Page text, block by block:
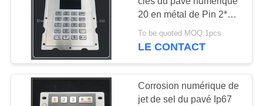
20 en métal de Pin 2*5
de coup étanches
To be quoted MOQ:1pcs
LE CONTACT
Corrosion numérique de
jet de sel du pavé Ip67